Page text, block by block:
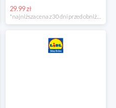
29.99 zł